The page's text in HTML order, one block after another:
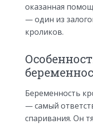
оказанная
— один из
кроликов.
Беременность
— самый
спаривания. Он